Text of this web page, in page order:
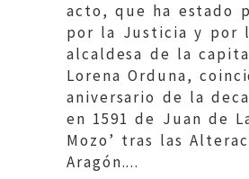
acto, que ha estado
por la Justicia y por
alcaldesa de la
Lorena Orduna,
aniversario de la
en 1591 de Juan de
Mozo’ tras las
Aragón....